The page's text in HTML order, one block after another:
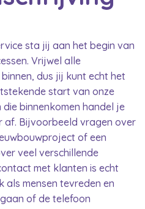
sta jij aan het begin van
Vrijwel alle
dus jij kunt echt het
start van onze
binnenkomen handel je
af. Bijvoorbeeld vragen over
of een
veel verschillende
met klanten is echt
als mensen tevreden en
of de telefoon